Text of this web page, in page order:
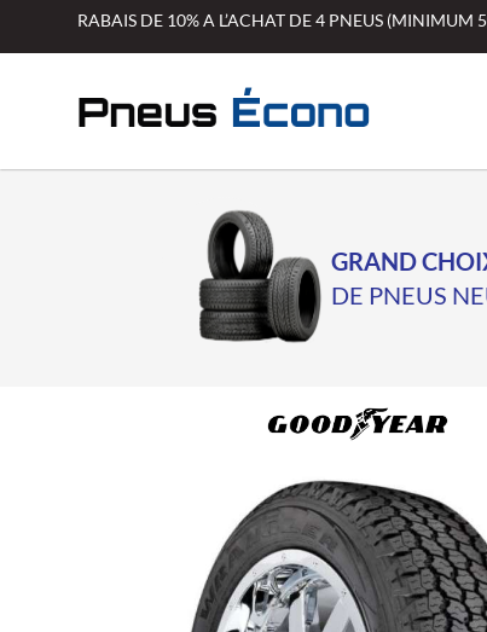
RABAIS DE 10% A L’ACHAT DE 4 PNEUS
GRAND
DE PNEUS